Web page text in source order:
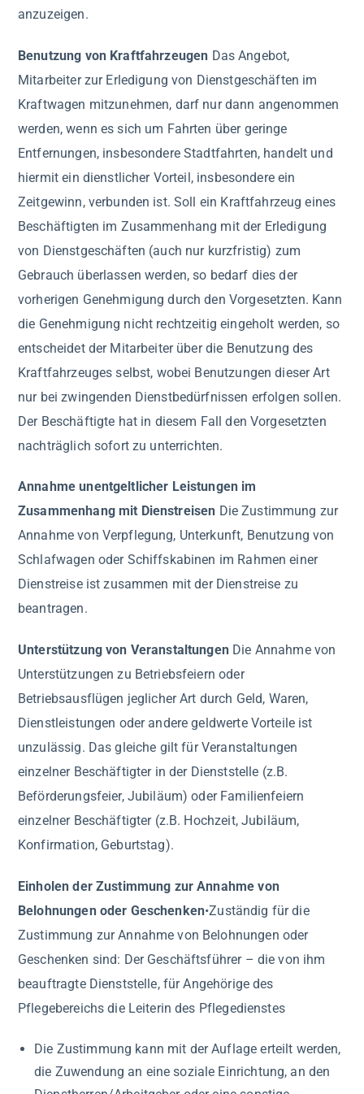
anzuzeigen.
Benutzung von Kraftfahrzeugen Das Angebot,
Mitarbeiter zur Erledigung von Dienstgeschäften im
Kraftwagen mitzunehmen, darf nur dann angenommen
werden, wenn es sich um Fahrten über geringe
Entfernungen, insbesondere Stadtfahrten, handelt und
hiermit ein dienstlicher Vorteil, insbesondere ein
Zeitgewinn, verbunden ist. Soll ein Kraftfahrzeug eines
Beschäftigten im Zusammenhang mit der Erledigung
von Dienstgeschäften (auch nur kurzfristig) zum
Gebrauch überlassen werden, so bedarf dies der
vorherigen Genehmigung durch den Vorgesetzten. Kann
die Genehmigung nicht rechtzeitig eingeholt werden, so
entscheidet der Mitarbeiter über die Benutzung des
Kraftfahrzeuges selbst, wobei Benutzungen dieser Art
nur bei zwingenden Dienstbedürfnissen erfolgen sollen.
Der Beschäftigte hat in diesem Fall den Vorgesetzten
nachträglich sofort zu unterrichten.
Annahme unentgeltlicher Leistungen im
Zusammenhang mit Dienstreisen Die Zustimmung zur
Annahme von Verpflegung, Unterkunft, Benutzung von
Schlafwagen oder Schiffskabinen im Rahmen einer
Dienstreise ist zusammen mit der Dienstreise zu
beantragen.
Unterstützung von VeranstaltungenDie Annahme von
Unterstützungen zu Betriebsfeiern oder
Betriebsausflügen jeglicher Art durch Geld, Waren,
Dienstleistungen oder andere geldwerte Vorteile ist
unzulässig. Das gleiche gilt für Veranstaltungen
einzelner Beschäftigter in der Dienststelle (z.B.
Beförderungsfeier, Jubiläum) oder Familienfeiern
einzelner Beschäftigter (z.B. Hochzeit, Jubiläum,
Konfirmation, Geburtstag).
Einholen der Zustimmung zur Annahme von
Belohnungen oder Geschenken•Zuständig für die
Zustimmung zur Annahme von Belohnungen oder
Geschenken sind: Der Geschäftsführer – die von ihm
beauftragte Dienststelle, für Angehörige des
Pflegebereichs die Leiterin des Pflegedienstes
Die Zustimmung kann mit der Auflage erteilt werden,
die Zuwendung an eine soziale Einrichtung, an den